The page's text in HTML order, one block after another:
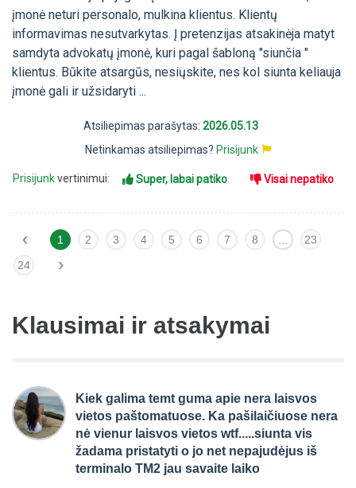
įmonė neturi personalo, mulkina klientus. Klientų
informavimas nesutvarkytas. Į pretenzijas atsakinėja matyt
samdyta advokatų įmonė, kuri pagal šabloną "siunčia "
klientus. Būkite atsargūs, nesiųskite, nes kol siunta keliauja
įmonė gali ir užsidaryti ...
Atsiliepimas parašytas: 2026.05.13
Netinkamas atsiliepimas? Prisijunk
Prisijunkvertinimui: Super, labai patiko Visai nepatiko
‹ 1 2 3 4 5 6 7 8 ...
23
24
›
Klausimai ir atsakymai
Kiek galima temt guma apie nera laisvos
vietos paštomatuose. Ka pašilaičiuose nera
nė vienur laisvos vietos wtf.....siunta vis
žadama pristatyti o jo net nepajudėjus iš
terminalo TM2 jau savaite laiko